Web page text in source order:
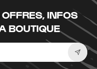
INFOS
BOUTIQUE